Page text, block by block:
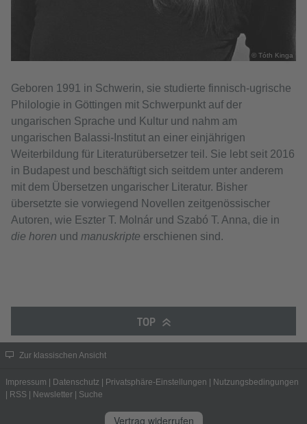
© Tóth Kinga
Geboren 1991 in Schwerin, sie studierte finnisch-ugrische
Philologie in Göttingen mit Schwerpunkt auf der
ungarischen Sprache und Kultur und nahm am
ungarischen Balassi-Institut an einer einjährigen
Weiterbildung für Literaturübersetzer teil. Sie lebt seit 2016
in Budapest und beschäftigt sich seitdem unter anderem
mit dem Übersetzen ungarischer Literatur. Bisher
übersetzte sie vorwiegend Novellen zeitgenössischer
Autoren, wie Eszter T. Molnár und Szabó T. Anna, die in
die horen und manuskripte erschienen sind.
TOP
Zur klassischen Ansicht
Impressum | Datenschutz | Privatsphäre-Einstellungen | Nutzungsbedingungen
| RSS | Newsletter | Suche
Vertrag widerrufen